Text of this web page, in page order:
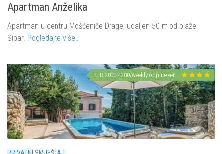
Apartman Anželika
Apartman u centru Mošćeniče Drage, udaljen 50 m od plaže
Sipar. Pogledajte više…
EUR 2000-4200/weekly oppure vendita a richiesta